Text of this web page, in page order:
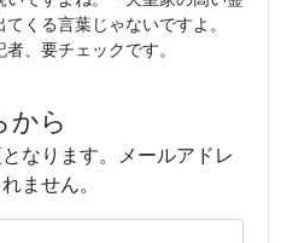
くる言葉じゃないですよ。
、要チェックです。
から
なります。メールアドレ
ません。